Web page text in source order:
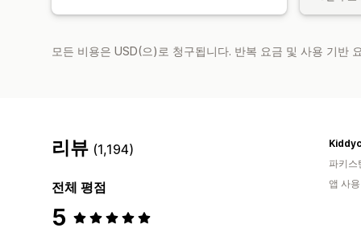
모든 비용은 USD(으)로 청구됩니다. 반복 요금 및 사용 기반
리뷰 (1,194)
전체 평점
5
파키스
앱 사